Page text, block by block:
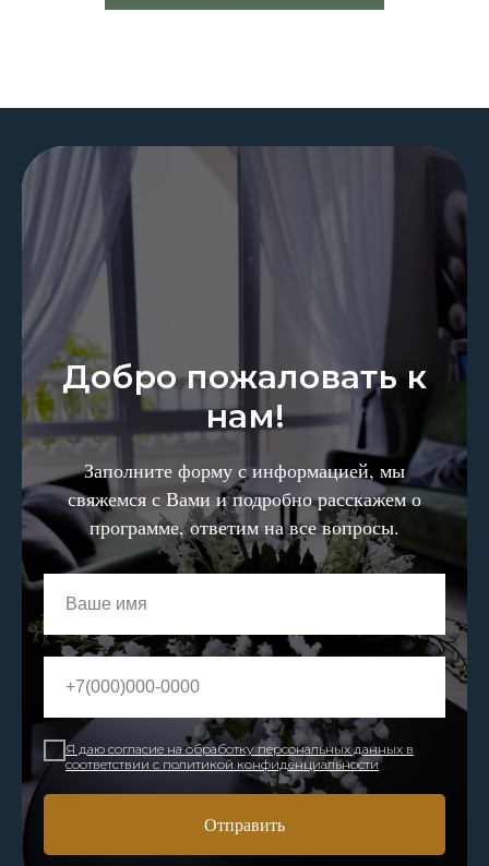
Добро пожаловать к
нам!
Заполните форму с информацией, мы
свяжемся с Вами и подробно расскажем о
программе, ответим на все вопросы.
Я даю согласие на обработку персональных данных в
соответствии с политикой конфиденциальности
Отправить